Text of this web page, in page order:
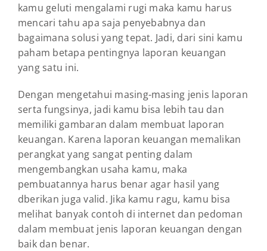
kamu geluti mengalami rugi maka kamu harus
mencari tahu apa saja penyebabnya dan
bagaimana solusi yang tepat. Jadi, dari sini kamu
paham betapa pentingnya laporan keuangan
yang satu ini.
Dengan mengetahui masing-masing jenis laporan
serta fungsinya, jadi kamu bisa lebih tau dan
memiliki gambaran dalam membuat laporan
keuangan. Karena laporan keuangan memalikan
perangkat yang sangat penting dalam
mengembangkan usaha kamu, maka
pembuatannya harus benar agar hasil yang
dberikan juga valid. Jika kamu ragu, kamu bisa
melihat banyak contoh di internet dan pedoman
dalam membuat jenis laporan keuangan dengan
baik dan benar.